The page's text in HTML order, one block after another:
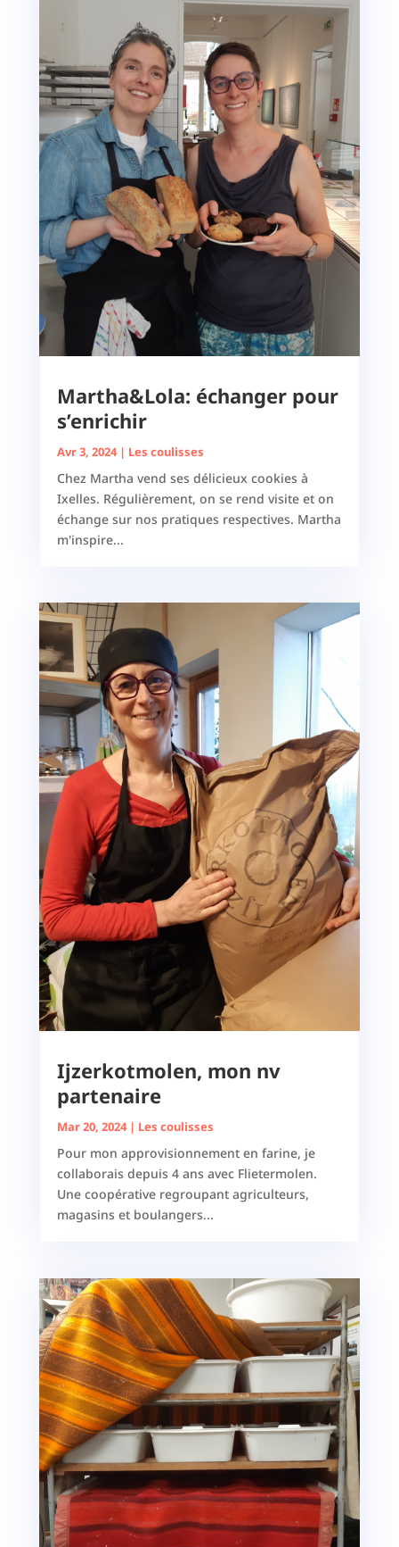
Martha&Lola: échanger pour
s’enrichir
Avr 3, 2024| Les coulisses
Chez Martha vend ses délicieux cookies à
Ixelles. Régulièrement, on se rend visite et on
échange sur nos pratiques respectives. Martha
m'inspire...
Ijzerkotmolen, mon nv
partenaire
Mar 20, 2024| Les coulisses
Pour mon approvisionnement en farine, je
collaborais depuis 4 ans avec Flietermolen.
Une coopérative regroupant agriculteurs,
magasins et boulangers...